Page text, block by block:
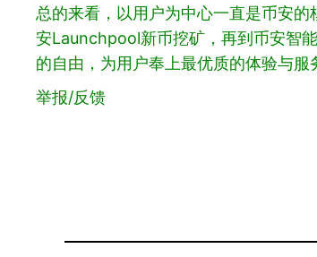
总的来看，以用户为中心一直是币安
安Launchpool新币挖矿，再到币安智
的自由，为用户奉上最优质的体验与服
举报/反馈